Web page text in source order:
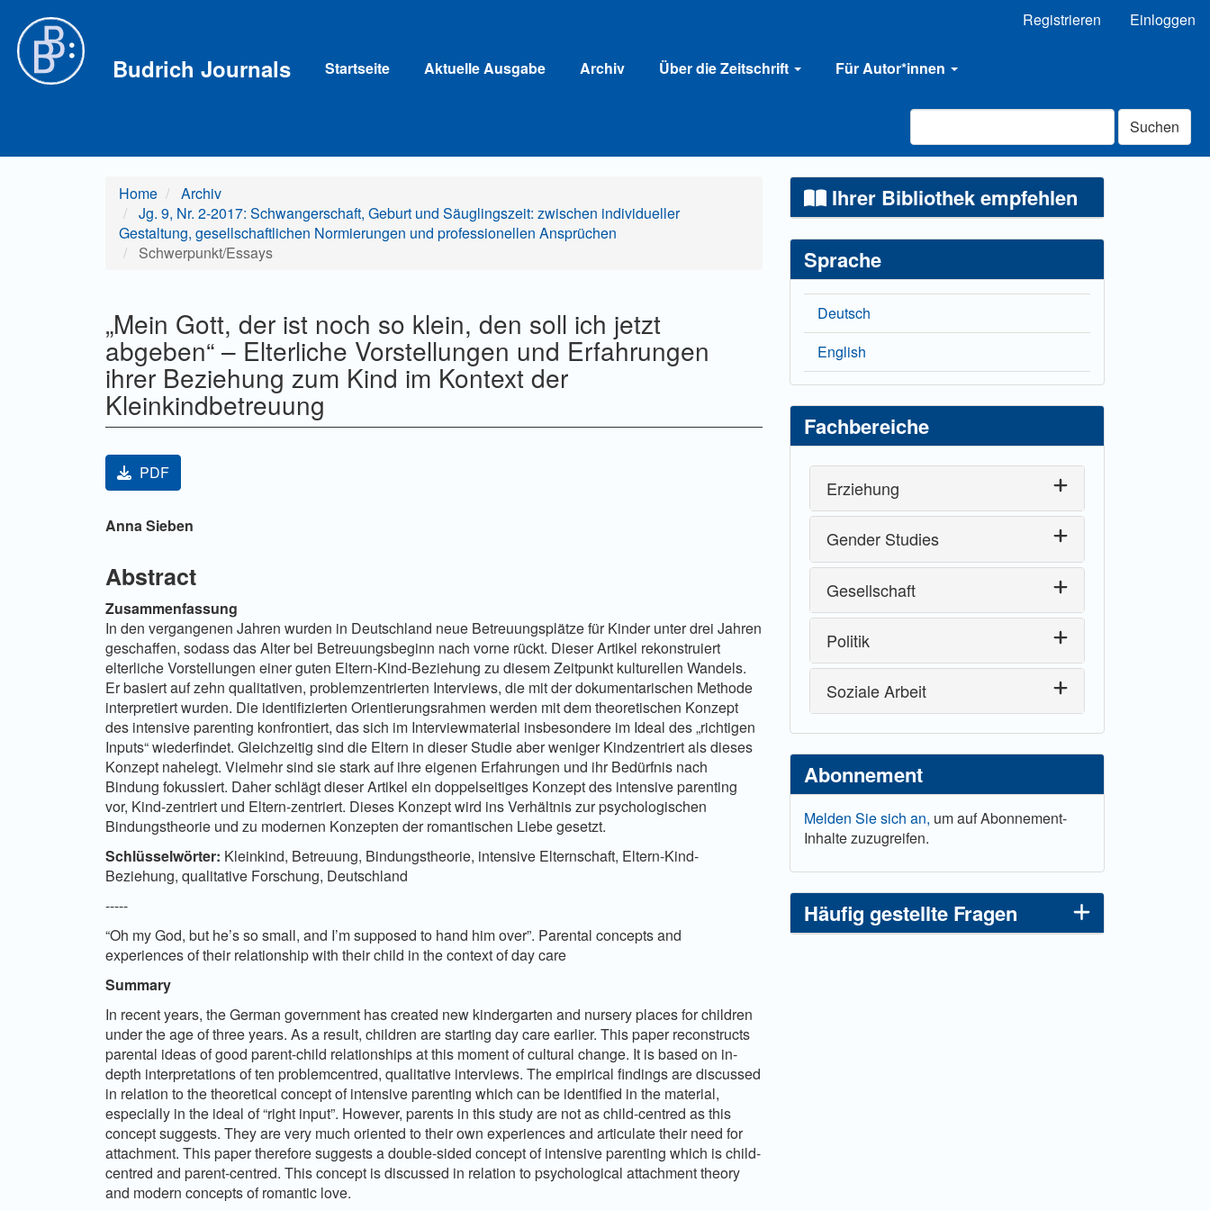
Hauptinhalt
Sidebar
Registrieren Einloggen
Budrich Journals Startseite Aktuelle Ausgabe Archiv Über die Zeitschrift Für Autor*innen
Suchen
Home
Archiv
Jg. 9, Nr. 2-2017: Schwangerschaft, Geburt und Säuglingszeit: zwischen individueller
Gestaltung, gesellschaftlichen Normierungen und professionellen Ansprüchen
Schwerpunkt/Essays
„Mein Gott, der ist noch so klein, den soll ich jetzt
abgeben“ – Elterliche Vorstellungen und Erfahrungen
ihrer Beziehung zum Kind im Kontext der
Kleinkindbetreuung
Artikel-Sidebar
PDF
Hauptsächlicher Artikelinhalt
Anna Sieben
Abstract
Zusammenfassung
In den vergangenen Jahren wurden in Deutschland neue Betreuungsplätze für Kinder unter drei Jahren
geschaffen, sodass das Alter bei Betreuungsbeginn nach vorne rückt. Dieser Artikel rekonstruiert
elterliche Vorstellungen einer guten Eltern-Kind-Beziehung zu diesem Zeitpunkt kulturellen Wandels.
Er basiert auf zehn qualitativen, problemzentrierten Interviews, die mit der dokumentarischen Methode
interpretiert wurden. Die identifizierten Orientierungsrahmen werden mit dem theoretischen Konzept
des intensive parenting konfrontiert, das sich im Interviewmaterial insbesondere im Ideal des „richtigen
Inputs“ wiederfindet. Gleichzeitig sind die Eltern in dieser Studie aber weniger Kindzentriert als dieses
Konzept nahelegt. Vielmehr sind sie stark auf ihre eigenen Erfahrungen und ihr Bedürfnis nach
Bindung fokussiert. Daher schlägt dieser Artikel ein doppelseitiges Konzept des intensive parenting
vor, Kind-zentriert und Eltern-zentriert. Dieses Konzept wird ins Verhältnis zur psychologischen
Bindungstheorie und zu modernen Konzepten der romantischen Liebe gesetzt.
Schlüsselwörter: Kleinkind, Betreuung, Bindungstheorie, intensive Elternschaft, Eltern-Kind-
Beziehung, qualitative Forschung, Deutschland
-----
“Oh my God, but he’s so small, and I’m supposed to hand him over”. Parental concepts and
experiences of their relationship with their child in the context of day care
Summary
In recent years, the German government has created new kindergarten and nursery places for children
under the age of three years. As a result, children are starting day care earlier. This paper reconstructs
parental ideas of good parent-child relationships at this moment of cultural change. It is based on in-
depth interpretations of ten problemcentred, qualitative interviews. The empirical findings are discussed
in relation to the theoretical concept of intensive parenting which can be identified in the material,
especially in the ideal of “right input”. However, parents in this study are not as child-centred as this
concept suggests. They are very much oriented to their own experiences and articulate their need for
attachment. This paper therefore suggests a double-sided concept of intensive parenting which is child-
centred and parent-centred. This concept is discussed in relation to psychological attachment theory
and modern concepts of romantic love.
Ihrer Bibliothek empfehlen
Sprache
Deutsch
English
Fachbereiche
Erziehung
Gender Studies
Gesellschaft
Politik
Soziale Arbeit
Abonnement
Melden Sie sich an, um auf Abonnement-
Inhalte zuzugreifen.
Häufig gestellte Fragen